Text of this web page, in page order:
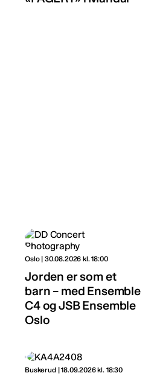
Oslo | 30.08.2026 kl. 18:00
Jorden er som et
barn – med Ensemble
C4 og JSB Ensemble
Oslo
Buskerud | 18.09.2026 kl. 18:30